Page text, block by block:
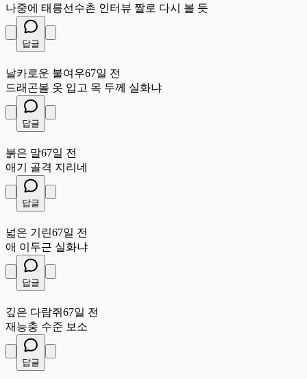
나중에 태릉선수촌 인터뷰 짤로 다시 볼 듯
답글
날카로운 불여우67일 전
드래곤볼 옷 입고 목 두께 실화냐
답글
붉은 말67일 전
애기 골격 지리네
답글
넓은 기린67일 전
애 이두근 실화냐
답글
깊은 다람쥐 67일 전
재능충 수준 보소
답글